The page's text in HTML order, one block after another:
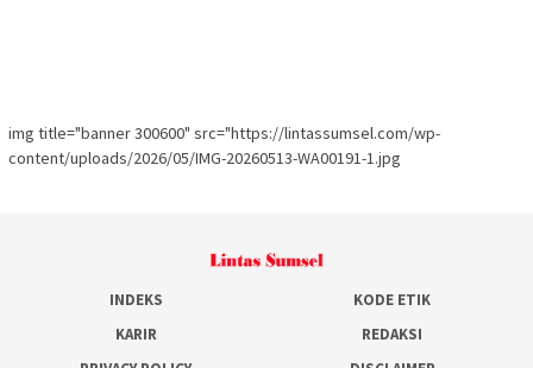
img title="banner 300600" src="https://lintassumsel.com/wp-
content/uploads/2026/05/IMG-20260513-WA00191-1.jpg
INDEKS
KODE ETIK
KARIR
REDAKSI